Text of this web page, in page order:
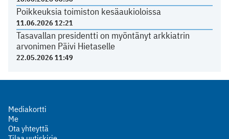
Poikkeuksia toimiston kesäaukioloissa
11.06.2026 12:21
Tasavallan presidentti on myöntänyt arkkiatrin
arvonimen Päivi Hietaselle
22.05.2026 11:49
Mediakortti
Me
Ota yhteyttä